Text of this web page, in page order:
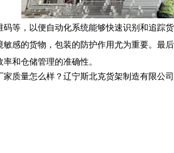
等，以便自动化系统能够快速识别和追
感的货物，包装的防护作用尤为重要。
率和仓储管理的准确性。
质量怎么样？辽宁斯北克货架制造有限